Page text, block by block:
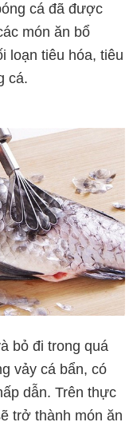
cá đã được
món ăn bổ
loạn tiêu hóa, tiêu
cá.
bỏ đi trong quá
vảy cá bẩn, có
dẫn. Trên thực
trở thành món ăn